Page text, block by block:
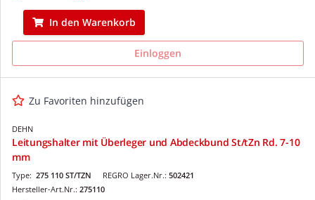
In den Warenkorb
Einloggen
Zu Favoriten hinzufügen
DEHN
Leitungshalter mit Überleger und Abdeckbund St/tZn Rd. 7-10
mm
REGRO Lager.Nr.: 502421
Type: 275 110 ST/TZN
Hersteller-Art.Nr.: 275110